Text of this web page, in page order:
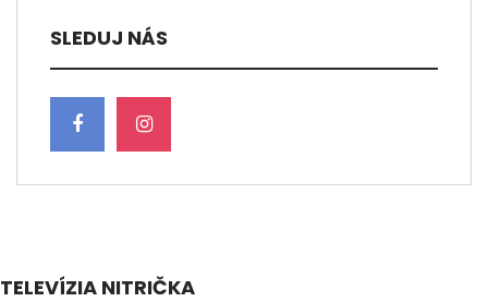
SLEDUJ NÁS
TELEVÍZIA NITRIČKA